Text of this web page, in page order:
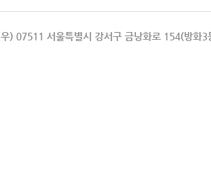
우) 07511 서울특별시 강서구 금낭화로 154(방화3